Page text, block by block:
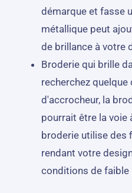
démarque et fasse
métallique peut
de brillance à votre
Broderie qui brille
recherchez quelque
d'accrocheur, la
pourrait être la voie
broderie utilise des
rendant votre
conditions de faible